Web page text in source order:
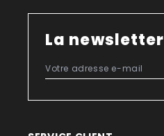
La newsletter